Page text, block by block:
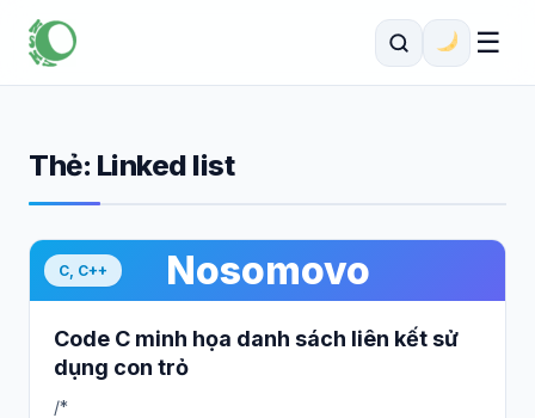
☰
Thẻ: Linked list
Nosomovo
C, C++
Code C minh họa danh sách liên kết sử
dụng con trỏ
/*